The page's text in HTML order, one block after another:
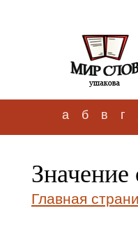
а б в г
Главная